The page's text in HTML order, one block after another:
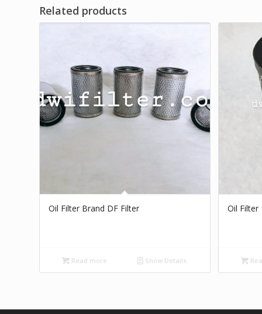
Related products
Oil Filter Brand DF Filter
Read more Show Details
Oil Filter